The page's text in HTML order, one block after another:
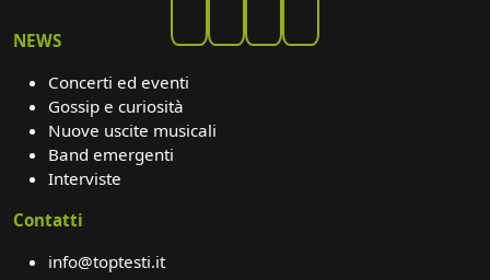
NEWS
Concerti ed eventi
Gossip e curiosità
Nuove uscite musicali
Band emergenti
Interviste
Contatti
info@toptesti.it